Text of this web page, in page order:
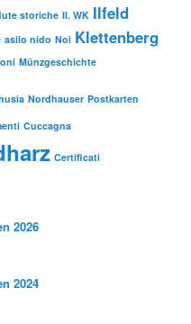
storiche II. WK Ilfeld
asilo nido Noi Klettenberg
Münzgeschichte
Nordhauser Postkarten
Cuccagna
Certificati
2026
2024